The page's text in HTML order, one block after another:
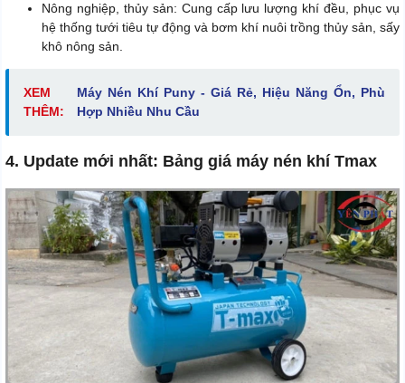
Nông nghiệp, thủy sản: Cung cấp lưu lượng khí đều, phục vụ
hệ thống tưới tiêu tự động và bơm khí nuôi trồng thủy sản, sấy
khô nông sản.
XEM
THÊM:
Máy Nén Khí Puny - Giá Rẻ, Hiệu Năng Ổn, Phù
Hợp Nhiều Nhu Cầu
4. Update mới nhất: Bảng giá máy nén khí Tmax